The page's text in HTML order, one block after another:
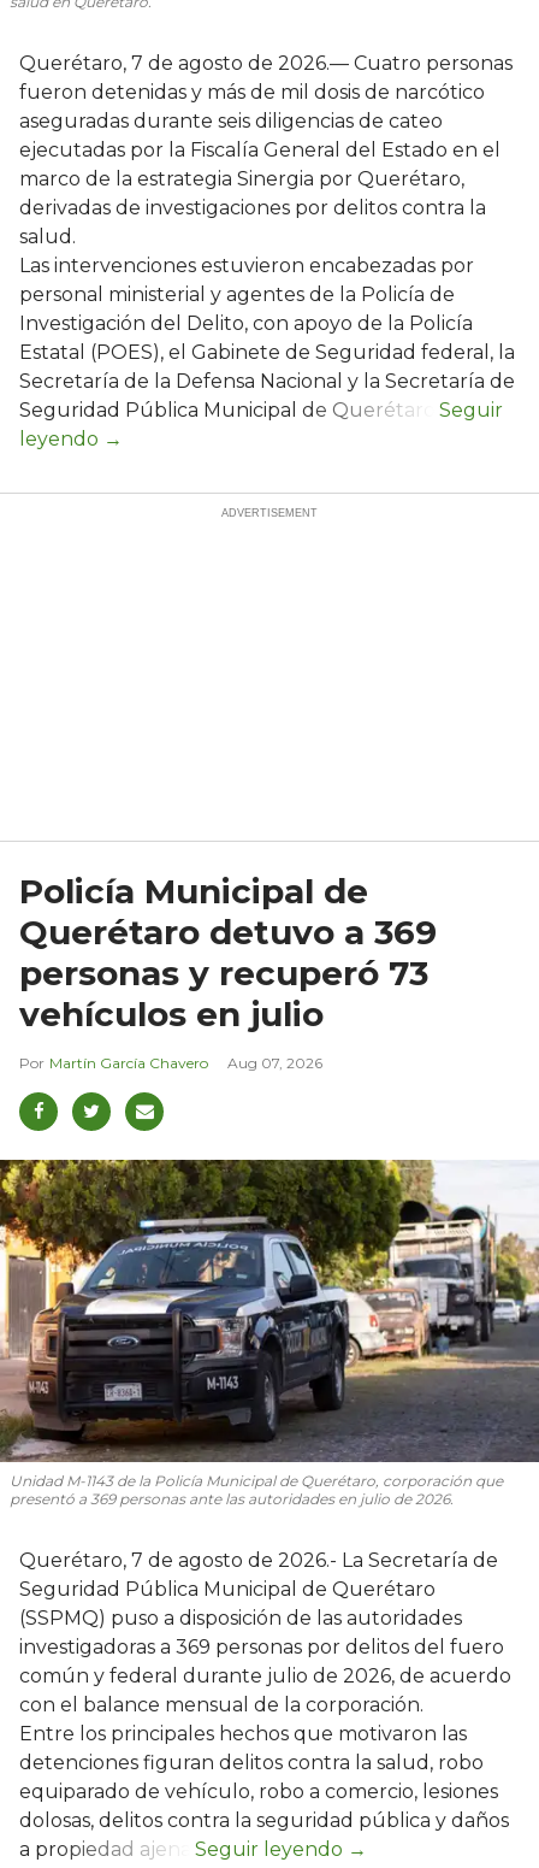
Querétaro, 7 de agosto de 2026.— Cuatro personas
fueron detenidas y más de mil dosis de narcótico
aseguradas durante seis diligencias de cateo
ejecutadas por la Fiscalía General del Estado en el
marco de la estrategia Sinergia por Querétaro,
derivadas de investigaciones por delitos contra la
salud.
Las intervenciones estuvieron encabezadas por
personal ministerial y agentes de la Policía de
Investigación del Delito, con apoyo de la Policía
Estatal (POES), el Gabinete de Seguridad federal, la
Secretaría de la Defensa Nacional y la Secretaría de
Seguridad Pública Municipal de Querétaro.
Policía Municipal de
Querétaro detuvo a 369
personas y recuperó 73
vehículos en julio
Martín García Chavero Aug 07, 2026
Unidad M-1143 de la Policía Municipal de Querétaro, corporación que
presentó a 369 personas ante las autoridades en julio de 2026.
Querétaro, 7 de agosto de 2026.- La Secretaría de
Seguridad Pública Municipal de Querétaro
(SSPMQ) puso a disposición de las autoridades
investigadoras a 369 personas por delitos del fuero
común y federal durante julio de 2026, de acuerdo
con el balance mensual de la corporación.
Entre los principales hechos que motivaron las
detenciones figuran delitos contra la salud, robo
equiparado de vehículo, robo a comercio, lesiones
dolosas, delitos contra la seguridad pública y daños
a propiedad ajena.